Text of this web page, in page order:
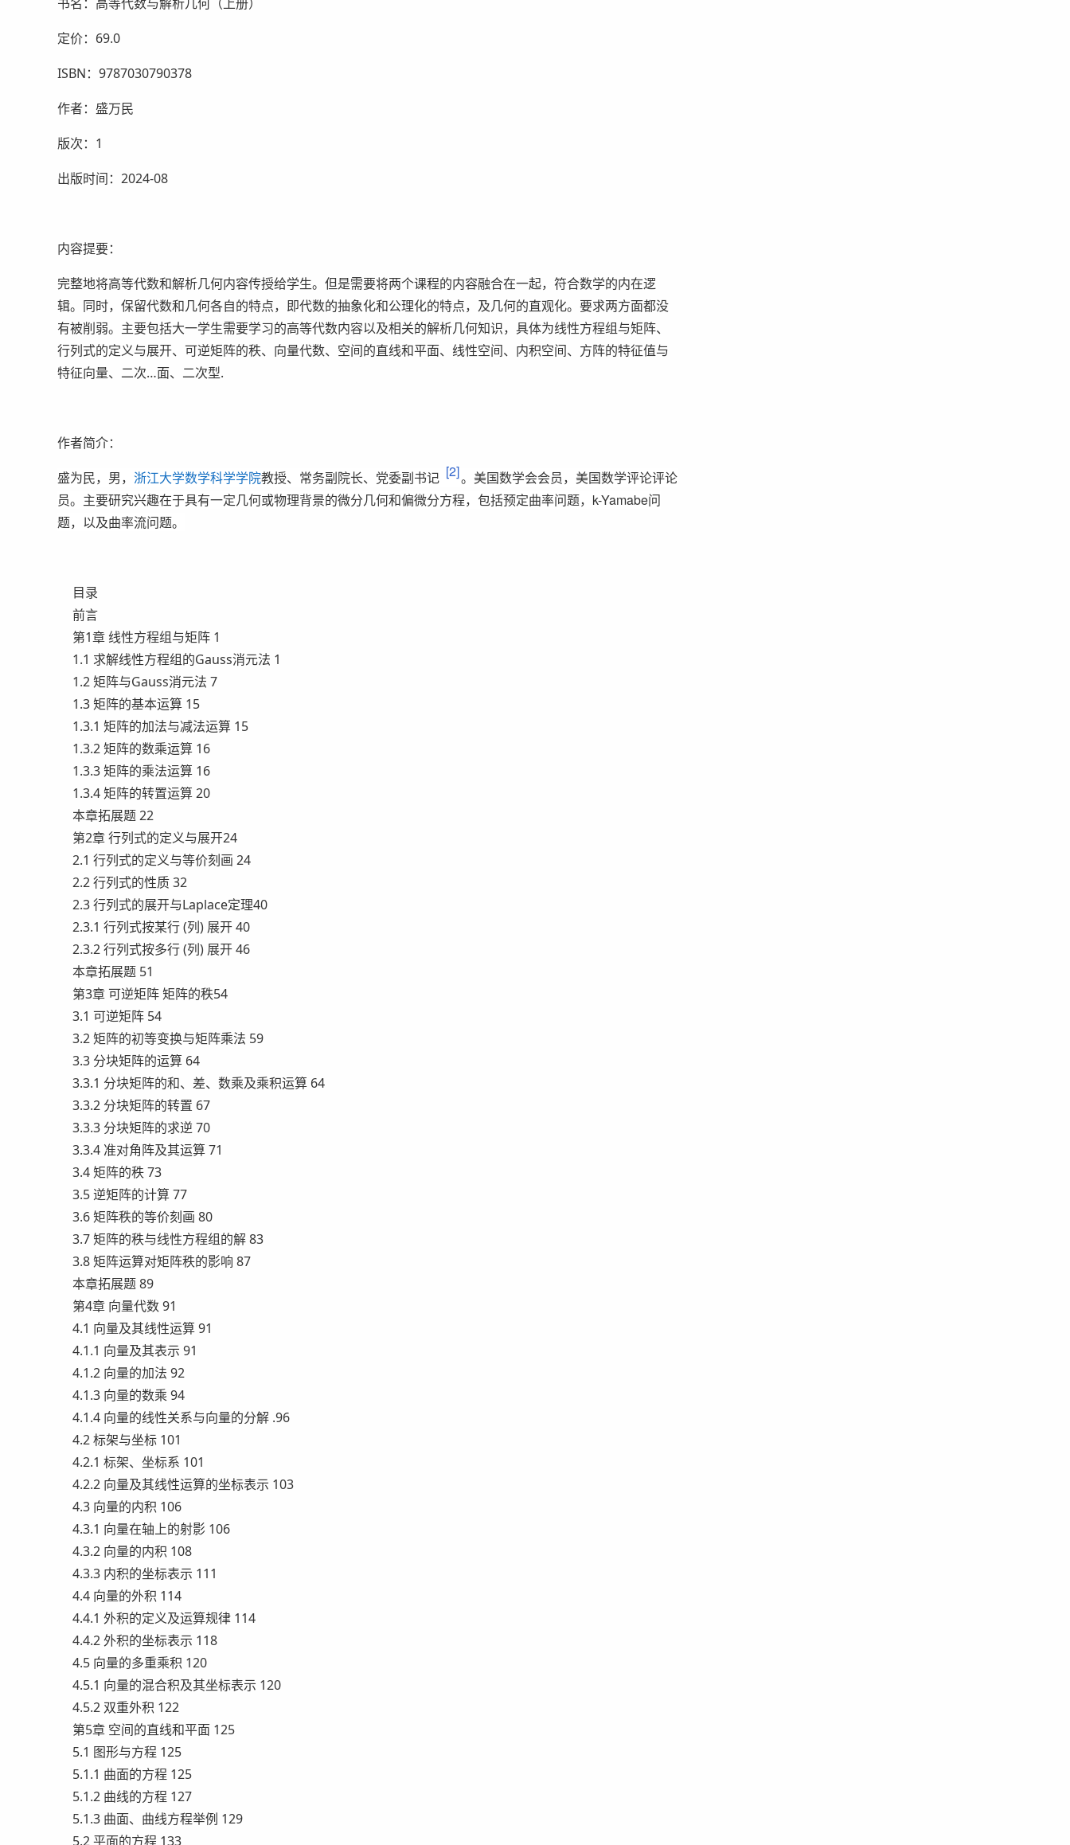
定价：69.0
ISBN：9787030790378
作者：盛万民
版次：1
出版时间：2024-08
内容提要：
完整地将高等代数和解析几何内容传授给学生。但是需要将两个课程的内容融合在一起，符合数学的内在逻
辑。同时，保留代数和几何各自的特点，即代数的抽象化和公理化的特点，及几何的直观化。要求两方面都没
有被削弱。主要包括大一学生需要学习的高等代数内容以及相关的解析几何知识，具体为线性方程组与矩阵、
行列式的定义与展开、可逆矩阵的秩、向量代数、空间的直线和平面、线性空间、内积空间、方阵的特征值与
特征向量、二次…面、二次型.
作者简介：
盛为民，男， 浙江大学数学科学学院教授、常务副院长、党委副书记 [2]。美国数学会会员，美国数学评论评论
员。主要研究兴趣在于具有一定几何或物理背景的微分几何和偏微分方程，包括预定曲率问题，k-Yamabe问
题，以及曲率流问题。
目录
前言
第1章 线性方程组与矩阵 1
1.1 求解线性方程组的Gauss消元法 1
1.2 矩阵与Gauss消元法 7
1.3 矩阵的基本运算 15
1.3.1 矩阵的加法与减法运算 15
1.3.2 矩阵的数乘运算 16
1.3.3 矩阵的乘法运算 16
1.3.4 矩阵的转置运算 20
本章拓展题 22
第2章 行列式的定义与展开24
2.1 行列式的定义与等价刻画 24
2.2 行列式的性质 32
2.3 行列式的展开与Laplace定理40
2.3.1 行列式按某行 (列) 展开 40
2.3.2 行列式按多行 (列) 展开 46
本章拓展题 51
第3章 可逆矩阵 矩阵的秩54
3.1 可逆矩阵 54
3.2 矩阵的初等变换与矩阵乘法 59
3.3 分块矩阵的运算 64
3.3.1 分块矩阵的和、差、数乘及乘积运算 64
3.3.2 分块矩阵的转置 67
3.3.3 分块矩阵的求逆 70
3.3.4 准对角阵及其运算 71
3.4 矩阵的秩 73
3.5 逆矩阵的计算 77
3.6 矩阵秩的等价刻画 80
3.7 矩阵的秩与线性方程组的解 83
3.8 矩阵运算对矩阵秩的影响 87
本章拓展题 89
第4章 向量代数 91
4.1 向量及其线性运算 91
4.1.1 向量及其表示 91
4.1.2 向量的加法 92
4.1.3 向量的数乘 94
4.1.4 向量的线性关系与向量的分解 .96
4.2 标架与坐标 101
4.2.1 标架、坐标系 101
4.2.2 向量及其线性运算的坐标表示 103
4.3 向量的内积 106
4.3.1 向量在轴上的射影 106
4.3.2 向量的内积 108
4.3.3 内积的坐标表示 111
4.4 向量的外积 114
4.4.1 外积的定义及运算规律 114
4.4.2 外积的坐标表示 118
4.5 向量的多重乘积 120
4.5.1 向量的混合积及其坐标表示 120
4.5.2 双重外积 122
第5章 空间的直线和平面 125
5.1 图形与方程 125
5.1.1 曲面的方程 125
5.1.2 曲线的方程 127
5.1.3 曲面、曲线方程举例 129
5.2 平面的方程 133